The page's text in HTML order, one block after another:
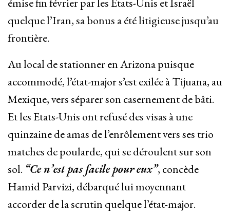
quelque l’Iran, sa bonus a été litigieuse jusqu’au
frontière.
Au local de stationner en Arizona puisque
accommodé, l’état-major s’est exilée à Tijuana, au
Mexique, vers séparer son casernement de bâti.
Et les Etats-Unis ont refusé des visas à une
quinzaine de amas de l’enrôlement vers ses trio
matches de poularde, qui se déroulent sur son
sol. “Ce n’est pas facile pour eux”, concède
Hamid Parvizi, débarqué lui moyennant
accorder de la scrutin quelque l’état-major.